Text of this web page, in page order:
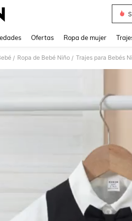
Ofertas Ropa de mujer
/ Ropa de Bebé Niño / Trajes para Bebés